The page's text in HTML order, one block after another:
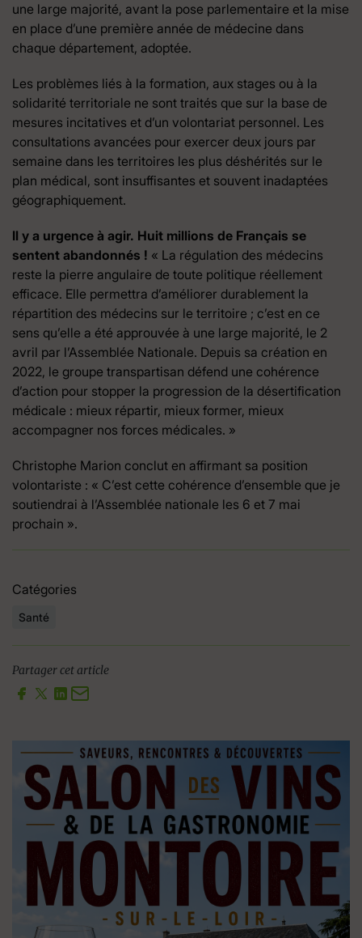
une large majorité, avant la pose parlementaire et la mise
en place d’une première année de médecine dans
chaque département, adoptée.
Les problèmes liés à la formation, aux stages ou à la
solidarité territoriale ne sont traités que sur la base de
mesures incitatives et d’un volontariat personnel. Les
consultations avancées pour exercer deux jours par
semaine dans les territoires les plus déshérités sur le
plan médical, sont insuffisantes et souvent inadaptées
géographiquement.
Il y a urgence à agir. Huit millions de Français se
sentent abandonnés ! « La régulation des médecins
reste la pierre angulaire de toute politique réellement
efficace. Elle permettra d’améliorer durablement la
répartition des médecins sur le territoire ; c’est en ce
sens qu’elle a été approuvée à une large majorité, le 2
avril par l’Assemblée Nationale. Depuis sa création en
2022, le groupe transpartisan défend une cohérence
d’action pour stopper la progression de la désertification
médicale : mieux répartir, mieux former, mieux
accompagner nos forces médicales. »
Christophe Marion conclut en affirmant sa position
volontariste : « C’est cette cohérence d’ensemble que je
soutiendrai à l’Assemblée nationale les 6 et 7 mai
prochain ».
Catégories
Santé
Partager cet article